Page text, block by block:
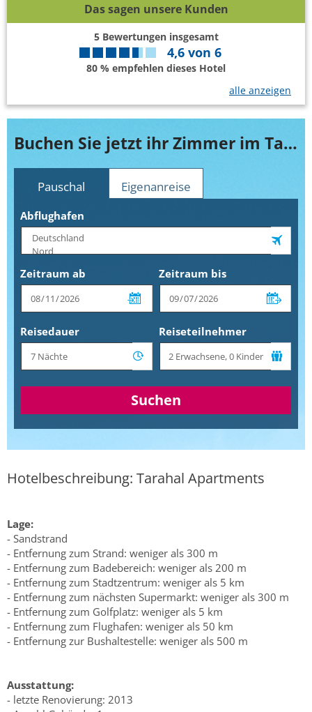
Das sagen unsere Kunden
5Bewertungen insgesamt
4,6 von 6
80 % empfehlen dieses Hotel
alle anzeigen
Buchen Sie jetzt ihr Zimmer im Tarahal Apartments
Pauschal Eigenanreise
Abflughafen
Zeitraum ab Zeitraum bis
Reisedauer Reiseteilnehmer
Suchen
Hotelbeschreibung: Tarahal Apartments
Lage:
- Sandstrand
- Entfernung zum Strand: weniger als 300 m
- Entfernung zum Badebereich: weniger als 200 m
- Entfernung zum Stadtzentrum: weniger als 5 km
- Entfernung zum nächsten Supermarkt: weniger als 300 m
- Entfernung zum Golfplatz: weniger als 5 km
- Entfernung zum Flughafen: weniger als 50 km
- Entfernung zur Bushaltestelle: weniger als 500 m
Ausstattung:
- letzte Renovierung: 2013